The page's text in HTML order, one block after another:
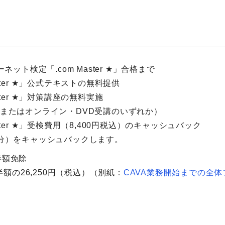
ネット検定「.com Master ★」合格まで
★」公式テキストの無料提供
★」対策講座の無料実施
またはオンライン・DVD受講のいずれか）
★」受検費用（8,400円税込）のキャッシュバック
をキャッシュバックします。
免除
の26,250円（税込）（別紙： CAVA業務開始までの全体